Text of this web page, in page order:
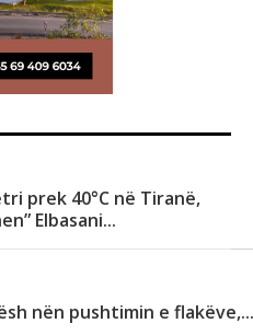
prek 40°C në Tiranë,
Elbasani...
nën pushtimin e flakëve,...